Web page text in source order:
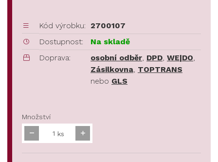
Kód výrobku:
2700107
Dostupnost:
Na skladě
Doprava:
osobní odběr, DPD, WE|DO,
Zásilkovna, TOPTRANS
nebo GLS
Množství
ks